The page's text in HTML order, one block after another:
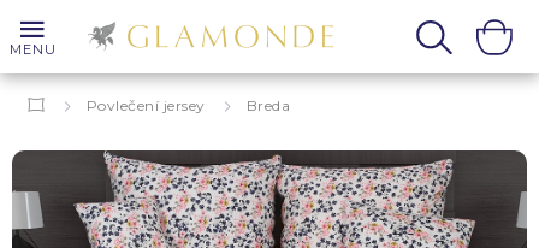
MENU
Povlečení jersey Breda